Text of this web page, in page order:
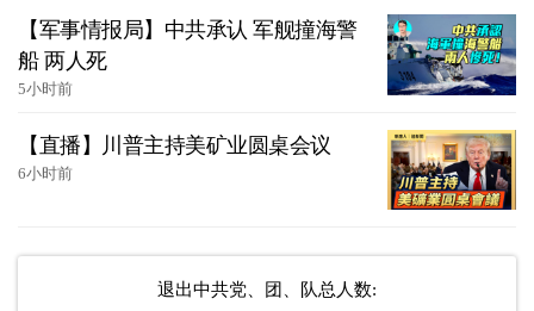
【军事情报局】中共承认 军舰撞海警
船 两人死
5小时前
【直播】川普主持美矿业圆桌会议
6小时前
退出中共党、团、队总人数: